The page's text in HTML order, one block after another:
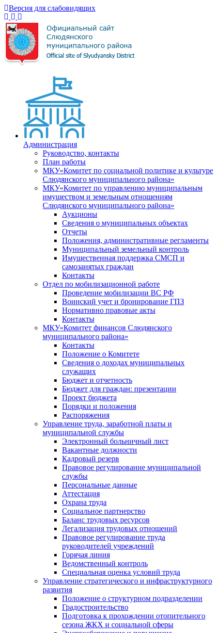
Версия для слабовидящих
Администрация
Руководство, контакты
План работы
МКУ«Комитет по социальной политике и культуре
Слюдянского муниципального района»
МКУ«Комитет по управлению муниципальным
имуществом и земельным отношениям
Слюдянского муниципального района»
Аукционы
Сведения о муниципальных объектах
Отчеты
Положения, административные регламенты
Муниципальный земельный контроль
Имущественная поддержка СМСП и
самозанятых граждан
Контакты
Отдел по мобилизационной работе
Проведение мобилизации ВС РФ
Воинский учет и бронирование ГПЗ
Нормативно правовые акты
Контакты
МКУ«Комитет финансов Слюдянского
муниципального района»
Контакты
Положение о Комитете
Сведения о доходах муниципальных
служащих
Бюджет и отчетность
Бюджет для граждан: презентации
Проект бюджета
Порядки и положения
Распоряжения
Управление труда, заработной платы и
муниципальной службы
Электронный больничный лист
Вакантные должности
Кадровый резерв
Правовое регулирование муниципальной
службы
Персональные данные
Аттестация
Охрана труда
Социальное партнерство
Баланс трудовых ресурсов
Легализация трудовых отношений
Правовое регулирование труда
руководителей учреждений
Горячая линия
Ведомственный контроль
Специальная оценка условий труда
Управление стратегического и инфраструктурного
развития
Положение о структурном подразделении
Градостроительство
Подготовка к прохождении отопительного
сезона ЖКХ и социальной сферы